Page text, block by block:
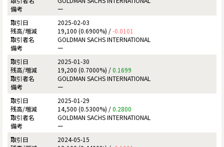
ー
2025-02-03
19,100 (0.6900%) /-0.0101
GOLDMAN SACHS INTERNATIONAL
ー
2025-01-30
19,200 (0.7000%) /0.1699
GOLDMAN SACHS INTERNATIONAL
ー
2025-01-29
14,500 (0.5300%) /0.2800
GOLDMAN SACHS INTERNATIONAL
ー
2024-05-15